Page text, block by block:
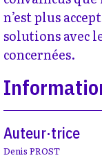
n’est plus
solutions avec
concernées.
Auteur·trice
Denis PROST